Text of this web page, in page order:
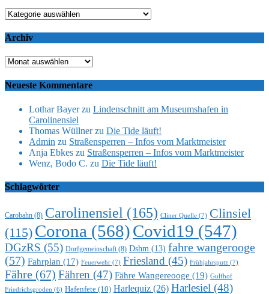
Kategorien
Archiv
Archiv
Neueste Kommentare
Lothar Bayerzu Lindenschnitt am Museumshafen in
Carolinensiel
Thomas Wüllnerzu Die Tide läuft!
Admin zu Straßensperren – Infos vom Marktmeister
Anja Ebkes zu Straßensperren – Infos vom Marktmeister
Wenz, Bodo C. zu Die Tide läuft!
Schlagwörter
Carobahn (8) Carolinensiel (165) Cliner Quelle (7) Clinsiel
(115) Corona (568)Covid19 (547)
DGzRS (55) Dorfgemeinschaft(8) Dshm (13) fahre wangerooge
(57) Fahrplan (17) Feuerwehr (7) Friesland (45) Frühjahrsputz (7)
Fähre (67) Fähren (47) Fähre Wangereooge (19) Gulfhof
Friedrichsgroden (6) Hafenfete (10) Harlequiz (26) Harlesiel (48)